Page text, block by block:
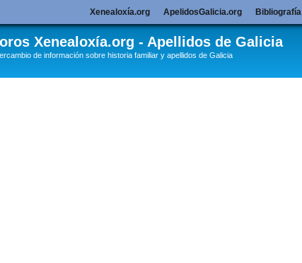
Xenealoxía.org - Apellidos de Galicia
de información sobre historia familiar y apellidos de Galicia
Xenealoxía.org ApelidosGalicia.org Bibliografía